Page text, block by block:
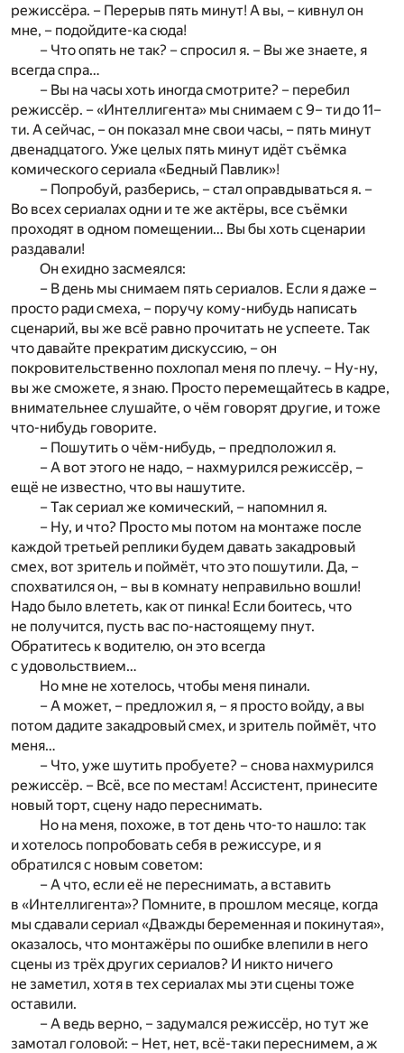
режиссёра. – Перерыв пять минут! А вы, – кивнул он
мне, – подойдите-ка сюда!
– Что опять не так? – спросил я. – Вы же знаете, я
всегда спра…
– Вы на часы хоть иногда смотрите? – перебил
режиссёр. – «Интеллигента» мы снимаем с 9– ти до 11–
ти. А сейчас, – он показал мне свои часы, – пять минут
двенадцатого. Уже целых пять минут идёт съёмка
комического сериала «Бедный Павлик»!
– Попробуй, разберись, – стал оправдываться я. –
Во всех сериалах одни и те же актёры, все съёмки
проходят в одном помещении… Вы бы хоть сценарии
раздавали!
Он ехидно засмеялся:
– В день мы снимаем пять сериалов. Если я даже –
просто ради смеха, – поручу кому-нибудь написать
сценарий, вы же всё равно прочитать не успеете. Так
что давайте прекратим дискуссию, – он
покровительственно похлопал меня по плечу. – Ну-ну,
вы же сможете, я знаю. Просто перемещайтесь в кадре,
внимательнее слушайте, о чём говорят другие, и тоже
что-нибудь говорите.
– Пошутить о чём-нибудь, – предположил я.
– А вот этого не надо, – нахмурился режиссёр, –
ещё не известно, что вы нашутите.
– Так сериал же комический, – напомнил я.
– Ну, и что? Просто мы потом на монтаже после
каждой третьей реплики будем давать закадровый
смех, вот зритель и поймёт, что это пошутили. Да, –
спохватился он, – вы в комнату неправильно вошли!
Надо было влететь, как от пинка! Если боитесь, что
не получится, пусть вас по-настоящему пнут.
Обратитесь к водителю, он это всегда
с удовольствием…
Но мне не хотелось, чтобы меня пинали.
– А может, – предложил я, – я просто войду, а вы
потом дадите закадровый смех, и зритель поймёт, что
меня…
– Что, уже шутить пробуете? – снова нахмурился
режиссёр. – Всё, все по местам! Ассистент, принесите
новый торт, сцену надо переснимать.
Но на меня, похоже, в тот день что-то нашло: так
и хотелось попробовать себя в режиссуре, и я
обратился с новым советом:
– А что, если её не переснимать, а вставить
в «Интеллигента»? Помните, в прошлом месяце, когда
мы сдавали сериал «Дважды беременная и покинутая»,
оказалось, что монтажёры по ошибке влепили в него
сцены из трёх других сериалов? И никто ничего
не заметил, хотя в тех сериалах мы эти сцены тоже
оставили.
– А ведь верно, – задумался режиссёр, но тут же
замотал головой: – Нет, нет, всё-таки переснимем, а ж